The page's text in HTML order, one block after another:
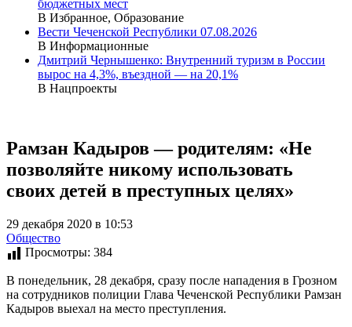
бюджетных мест
В Избранное, Образование
Вести Чеченской Республики 07.08.2026
В Информационные
Дмитрий Чернышенко: Внутренний туризм в России
вырос на 4,3%, въездной — на 20,1%
В Нацпроекты
Рамзан Кадыров — родителям: «Не
позволяйте никому использовать
своих детей в преступных целях»
29 декабря 2020 в 10:53
Общество
Просмотры: 384
В понедельник, 28 декабря, сразу после нападения в Грозном
на сотрудников полиции Глава Чеченской Республики Рамзан
Кадыров выехал на место преступления.